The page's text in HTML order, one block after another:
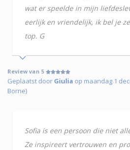
wat er speelde in mijn
eerlijk en vriendelijk, ik bel je
top. G
Review van 5
Geplaatst door Giulia op maandag 1
Borne)
Sofia is een persoon die niet
Ze inspireert vertrouwen en